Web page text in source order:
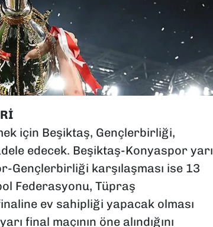
için Beşiktaş, Gençlerbirliği,
edecek. Beşiktaş-Konyaspor yarı
Gençlerbirliği karşılaşması ise 13
Federasyonu, Tüpraş
ev sahipliği yapacak olması
final maçının öne alındığını